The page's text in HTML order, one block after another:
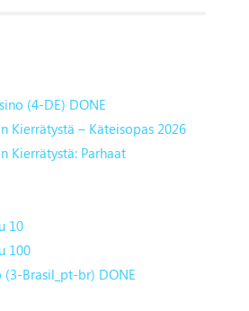
(4-DE) DONE
Kierrätystä – Käteisopas 2026
Kierrätystä: Parhaat
10
100
(3-Brasil_pt-br) DONE